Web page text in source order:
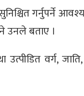
गर्नुपर्ने
उनले बताए ।
वर्ग,